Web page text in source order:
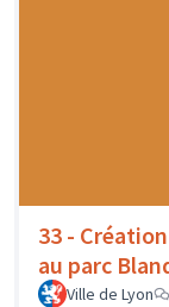
33 -
au parc
Ville de Lyon